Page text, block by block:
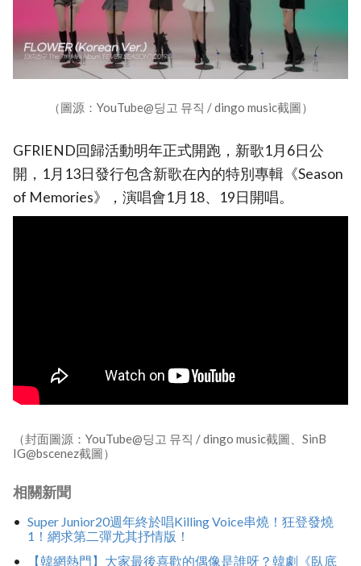
（圖源：YouTube@딩고 뮤직 / dingo music截圖）
GFRIEND回歸活動明年正式開跑，新歌1月6日公
開，1月13日發行包含新歌在內的特別專輯《Season
of Memories》，演唱會1月18、19日開唱。
（封面圖源：YouTube@딩고 뮤직 / dingo music截圖、SinB
IG@bscenez截圖）
相關新聞
Super Junior20週年終於唱Killing Voice串燒！狂登發燒
1！網求第二彈尤其抒情版！
【韓網熱門】大家最後喜歡的偶像是誰呀？韓劇《臥底